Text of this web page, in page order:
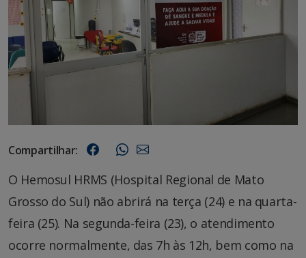
Compartilhar:
O Hemosul HRMS (Hospital Regional de Mato
Grosso do Sul) não abrirá na terça (24) e na quarta-
feira (25). Na segunda-feira (23), o atendimento
ocorre normalmente, das 7h às 12h, bem como na